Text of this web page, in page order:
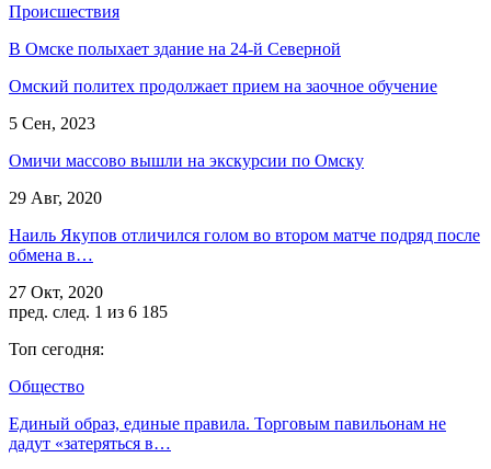
Происшествия
В Омске полыхает здание на 24-й Северной
Омский политех продолжает прием на заочное обучение
5 Сен, 2023
Омичи массово вышли на экскурсии по Омску
29 Авг, 2020
Наиль Якупов отличился голом во втором матче подряд после
обмена в…
27 Окт, 2020
пред. след. 1 из 6 185
Топ сегодня:
Общество
Единый образ, единые правила. Торговым павильонам не
дадут «затеряться в…